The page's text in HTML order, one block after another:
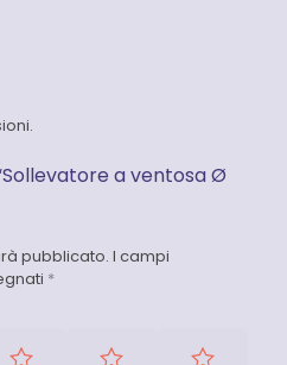
a ventosa Ø
pubblicato. I campi
*